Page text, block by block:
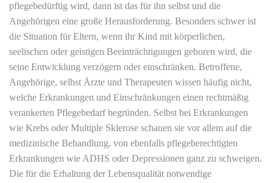
pflegebedürftig wird, dann ist das für ihn selbst und die
Angehörigen eine große Herausforderung. Besonders schwer ist
die Situation für Eltern, wenn ihr Kind mit körperlichen,
seelischen oder geistigen Beeinträchtigungen geboren wird, die
seine Entwicklung verzögern oder einschränken. Betroffene,
Angehörige, selbst Ärzte und Therapeuten wissen häufig nicht,
welche Erkrankungen und Einschränkungen einen rechtmäßig
verankerten Pflegebedarf begründen. Selbst bei Erkrankungen
wie Krebs oder Multiple Sklerose schauen sie vor allem auf die
medizinische Behandlung, von ebenfalls pflegeberechtigten
Erkrankungen wie ADHS oder Depressionen ganz zu schweigen.
Die für die Erhaltung der Lebensqualität notwendige